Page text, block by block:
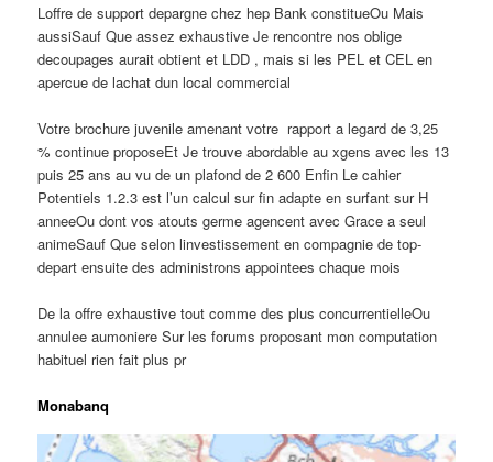
Loffre de support depargne chez hep Bank constitueOu Mais
aussiSauf Que assez exhaustive Je rencontre nos oblige
decoupages aurait obtient et LDD , mais si les PEL et CEL en
apercue de lachat dun local commercial
Votre brochure juvenile amenant votre rapport a legard de 3,25
% continue proposeEt Je trouve abordable au xgens avec les 13
puis 25 ans au vu de un plafond de 2 600 Enfin Le cahier
Potentiels 1.2.3 est l’un calcul sur fin adapte en surfant sur H
anneeOu dont vos atouts germe agencent avec Grace a seul
animeSauf Que selon linvestissement en compagnie de top-
depart ensuite des administrons appointees chaque mois
De la offre exhaustive tout comme des plus concurrentielleOu
annulee aumoniere Sur les forums proposant mon computation
habituel rien fait plus pr
Monabanq